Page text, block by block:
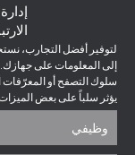
لتوفير أفضل التجارب،
إلى المعلومات على جهازك.
سلوك التصفح أو المعرّفات
يؤثر سلباً على بعض
وظيفي
الوثائق، وخطوات
يناير 8, 2026